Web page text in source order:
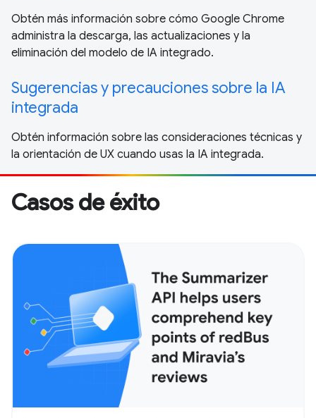
Obtén más información sobre cómo Google Chrome
administra la descarga, las actualizaciones y la
eliminación del modelo de IA integrado.
Sugerencias y precauciones sobre la IA
integrada
Obtén información sobre las consideraciones técnicas y
la orientación de UX cuando usas la IA integrada.
Casos de éxito